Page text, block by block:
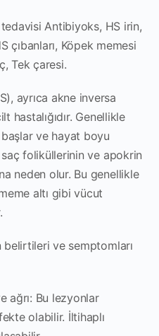
tedavisi Antibiyoks, HS irin,
çıbanları, Köpek memesi
Tek çaresi.
ayrıca akne inversa
hastalığıdır. Genellikle
ve hayat boyu
foliküllerinin ve apokrin
neden olur. Bu genellikle
altı gibi vücut
belirtileri ve semptomları
ağrı: Bu lezyonlar
olabilir. İltihaplı